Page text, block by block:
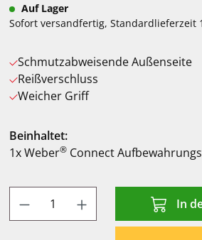
Auf Lager
Sofort versandfertig, Standardlieferzeit
Schmutzabweisende Außenseite
Reißverschluss
Weicher Griff
Beinhaltet:
1x Weber® Connect
Produkt Anzahl: Gib In